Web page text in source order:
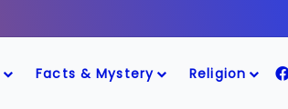
Facts & Mystery Religion